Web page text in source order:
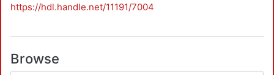
https://hdl.handle.net/11191/7004
Browse